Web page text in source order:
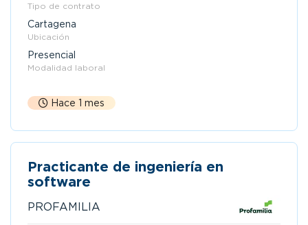
Tipo de contrato
Cartagena
Ubicación
Presencial
Modalidad laboral
Hace 1 mes
Practicante de ingeniería en
software
PROFAMILIA